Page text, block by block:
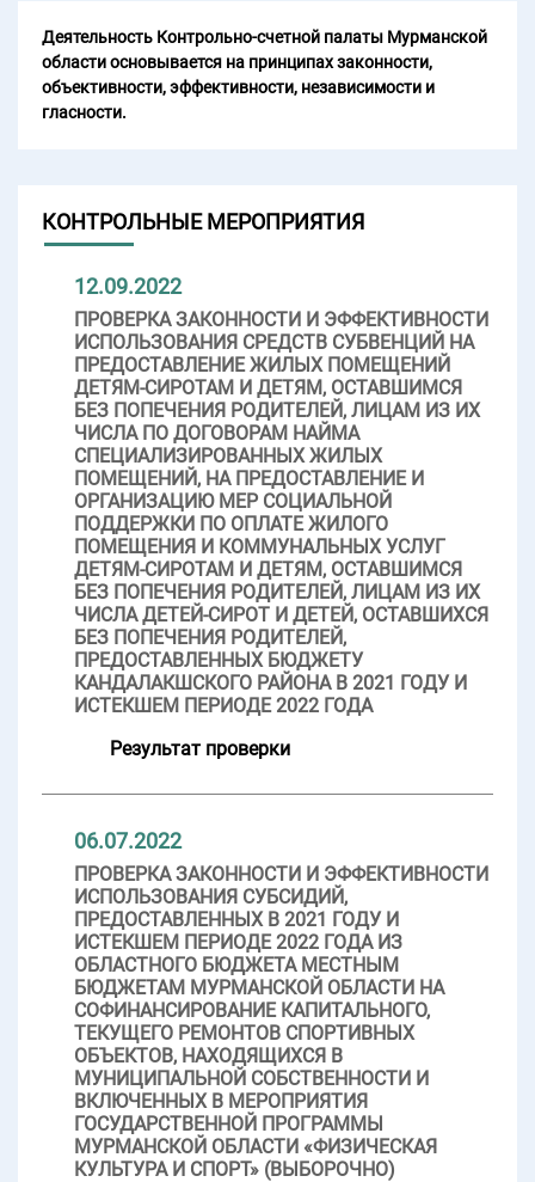
Деятельность Контрольно-счетной палаты Мурманской
области основывается на принципах законности,
объективности, эффективности, независимости и
гласности.
КОНТРОЛЬНЫЕ МЕРОПРИЯТИЯ
12.09.2022
ПРОВЕРКА ЗАКОННОСТИ И ЭФФЕКТИВНОСТИ
ИСПОЛЬЗОВАНИЯ СРЕДСТВ СУБВЕНЦИЙ НА
ПРЕДОСТАВЛЕНИЕ ЖИЛЫХ ПОМЕЩЕНИЙ
ДЕТЯМ-СИРОТАМ И ДЕТЯМ, ОСТАВШИМСЯ
БЕЗ ПОПЕЧЕНИЯ РОДИТЕЛЕЙ, ЛИЦАМ ИЗ ИХ
ЧИСЛА ПО ДОГОВОРАМ НАЙМА
СПЕЦИАЛИЗИРОВАННЫХ ЖИЛЫХ
ПОМЕЩЕНИЙ, НА ПРЕДОСТАВЛЕНИЕ И
ОРГАНИЗАЦИЮ МЕР СОЦИАЛЬНОЙ
ПОДДЕРЖКИ ПО ОПЛАТЕ ЖИЛОГО
ПОМЕЩЕНИЯ И КОММУНАЛЬНЫХ УСЛУГ
ДЕТЯМ-СИРОТАМ И ДЕТЯМ, ОСТАВШИМСЯ
БЕЗ ПОПЕЧЕНИЯ РОДИТЕЛЕЙ, ЛИЦАМ ИЗ ИХ
ЧИСЛА ДЕТЕЙ-СИРОТ И ДЕТЕЙ, ОСТАВШИХСЯ
БЕЗ ПОПЕЧЕНИЯ РОДИТЕЛЕЙ,
ПРЕДОСТАВЛЕННЫХ БЮДЖЕТУ
КАНДАЛАКШСКОГО РАЙОНА В 2021 ГОДУ И
ИСТЕКШЕМ ПЕРИОДЕ 2022 ГОДА
Результат проверки
06.07.2022
ПРОВЕРКА ЗАКОННОСТИ И ЭФФЕКТИВНОСТИ
ИСПОЛЬЗОВАНИЯ СУБСИДИЙ,
ПРЕДОСТАВЛЕННЫХ В 2021 ГОДУ И
ИСТЕКШЕМ ПЕРИОДЕ 2022 ГОДА ИЗ
ОБЛАСТНОГО БЮДЖЕТА МЕСТНЫМ
БЮДЖЕТАМ МУРМАНСКОЙ ОБЛАСТИ НА
СОФИНАНСИРОВАНИЕ КАПИТАЛЬНОГО,
ТЕКУЩЕГО РЕМОНТОВ СПОРТИВНЫХ
ОБЪЕКТОВ, НАХОДЯЩИХСЯ В
МУНИЦИПАЛЬНОЙ СОБСТВЕННОСТИ И
ВКЛЮЧЕННЫХ В МЕРОПРИЯТИЯ
ГОСУДАРСТВЕННОЙ ПРОГРАММЫ
МУРМАНСКОЙ ОБЛАСТИ «ФИЗИЧЕСКАЯ
КУЛЬТУРА И СПОРТ» (ВЫБОРОЧНО)